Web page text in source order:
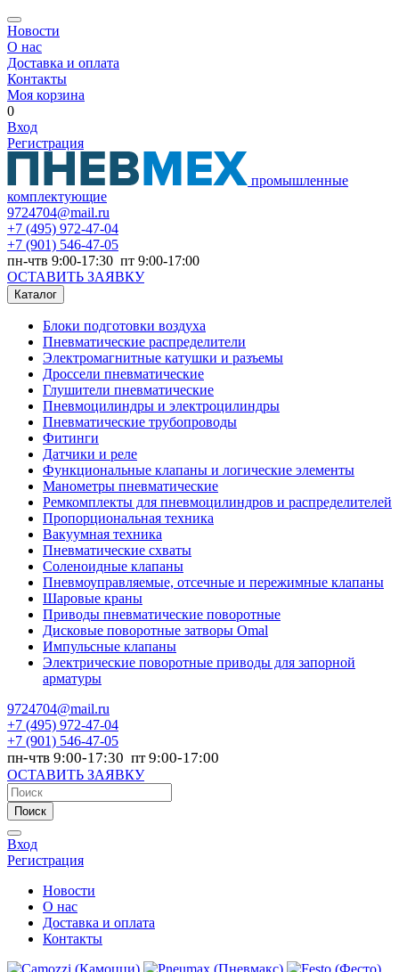
Новости
О нас
Доставка и оплата
Контакты
Моя корзина
0
Вход
Регистрация
промышленные
комплектующие
9724704@mail.ru
+7 (495) 972-47-04
+7 (901) 546-47-05
пн-чтв 9:00-17:30 пт 9:00-17:00
ОСТАВИТЬ ЗАЯВКУ
Каталог
Блоки подготовки воздуха
Пневматические распределители
Электромагнитные катушки и разъемы
Дроссели пневматические
Глушители пневматические
Пневмоцилиндры и электроцилиндры
Пневматические трубопроводы
Фитинги
Датчики и реле
Функциональные клапаны и логические элементы
Манометры пневматические
Ремкомплекты для пневмоцилиндров и распределителей
Пропорциональная техника
Вакуумная техника
Пневматические схваты
Соленоидные клапаны
Пневмоуправляемые, отсечные и пережимные клапаны
Шаровые краны
Приводы пневматические поворотные
Дисковые поворотные затворы Omal
Импульсные клапаны
Электрические поворотные приводы для запорной
арматуры
9724704@mail.ru
+7 (495) 972-47-04
+7 (901) 546-47-05
пн-чтв 9:00-17:30 пт 9:00-17:00
ОСТАВИТЬ ЗАЯВКУ
Поиск
Вход
Регистрация
Новости
О нас
Доставка и оплата
Контакты